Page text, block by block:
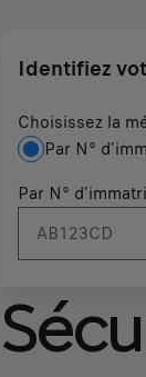
Identifiez
Choisissez la
Par N°
Par N°